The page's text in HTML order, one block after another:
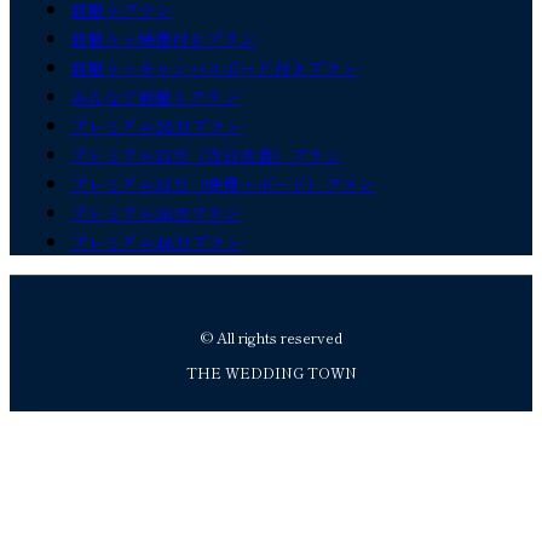
前撮りプラン
前撮り＋映像付きプラン
前撮り＋キャンバスボード付きプラン
みんなで前撮りプラン
プレミアム26万プラン
プレミアム31万（当日衣装）プラン
プレミアム31万（映像＋ボード）プラン
プレミアム36万プラン
プレミアム46万プラン
© All rights reserved
THE WEDDING TOWN